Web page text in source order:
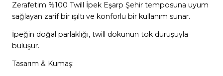
Zerafetim %100 Twill İpek Eşarp Şehir temposuna uyum
sağlayan zarif bir ışıltı ve konforlu bir kullanım sunar.
İpeğin doğal parlaklığı, twill dokunun tok duruşuyla
buluşur.
Tasarım & Kumaş: